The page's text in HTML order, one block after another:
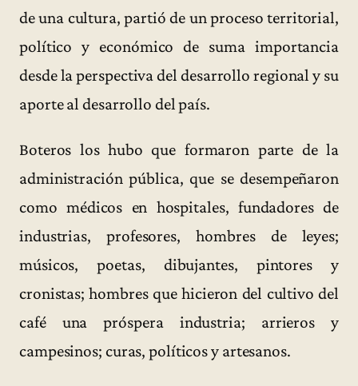
de una cultura, partió de un proceso territorial,
político y económico de suma importancia
desde la perspectiva del desarrollo regional y su
aporte al desarrollo del país.
Boteros los hubo que formaron parte de la
administración pública, que se desempeñaron
como médicos en hospitales, fundadores de
industrias, profesores, hombres de leyes;
músicos, poetas, dibujantes, pintores y
cronistas; hombres que hicieron del cultivo del
café una próspera industria; arrieros y
campesinos; curas, políticos y artesanos.